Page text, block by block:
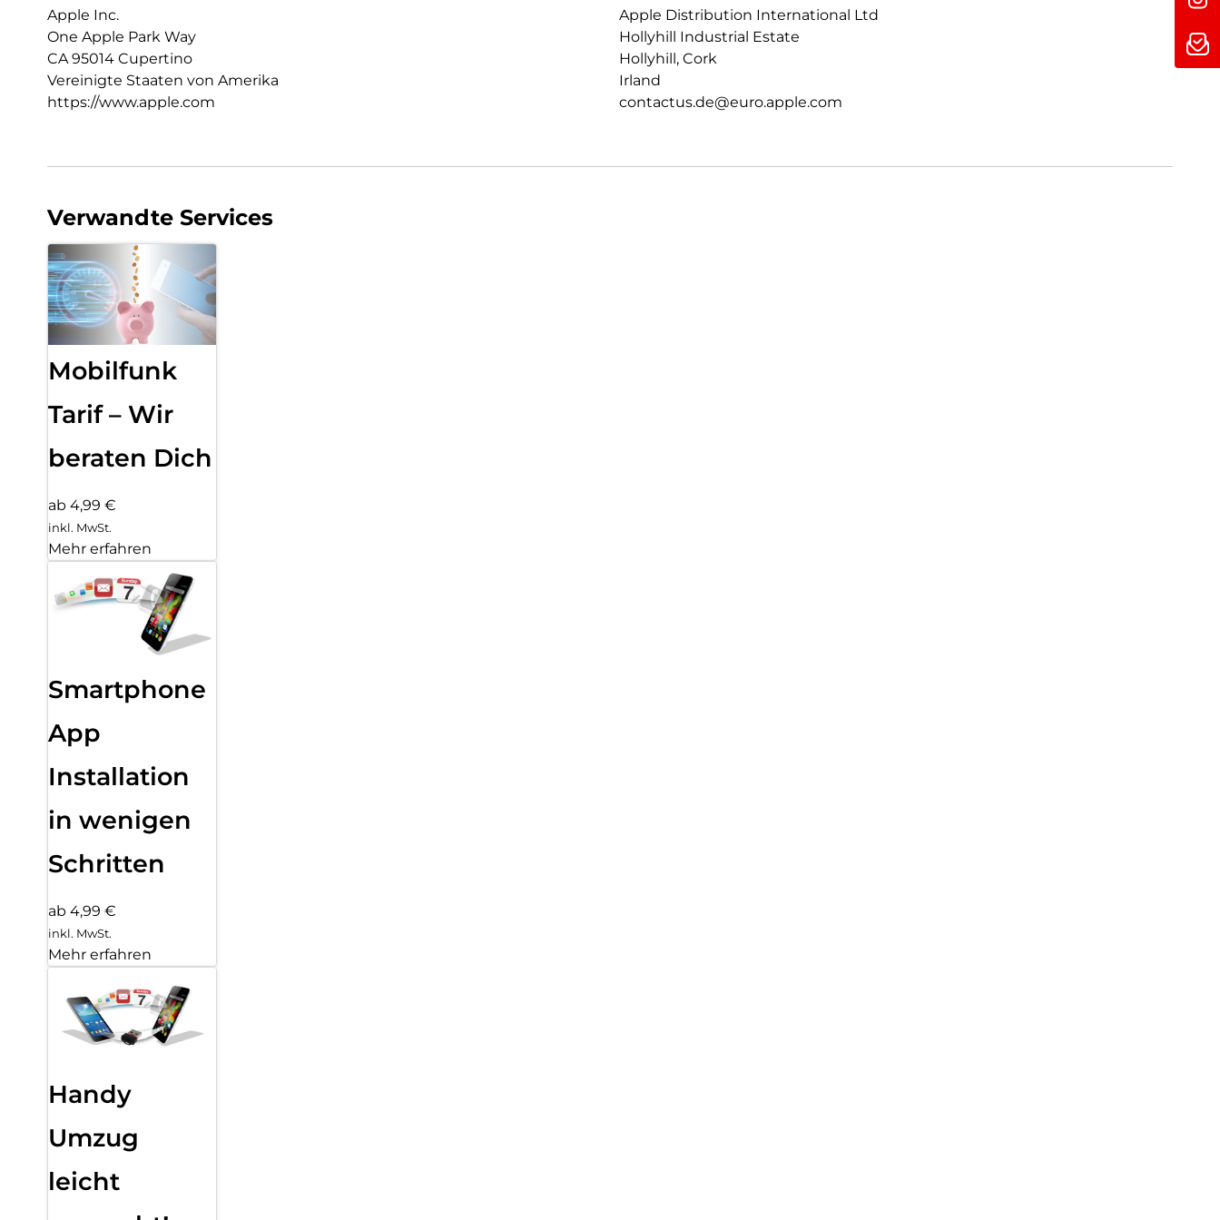
PRIVATSPHÄRE.
Datenschutz und Sicherheit auf völlig neuem Level. Direkt integriert.
Apple Inc.
One Apple Park Way
CA 95014 Cupertino
Vereinigte Staaten von Amerika
https://www.apple.com
Apple Distribution International Ltd
Hollyhill Industrial Estate
Hollyhill, Cork
Irland
contactus.de@euro.apple.com
Verwandte Services
Mobilfunk
Tarif – Wir
beraten Dich
ab 4,99 €
inkl. MwSt.
Mehr erfahren
Smartphone
App
Installation
in wenigen
Schritten
ab 4,99 €
inkl. MwSt.
Mehr erfahren
Handy
Umzug
leicht